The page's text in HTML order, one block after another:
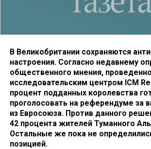
В Великобритании сохраняются
настроения. Согласно недавнему
общественного мнения,
исследовательским центром ICM
процент подданных королевства
проголосовать на референдуме за
из Евросоюза. Против данного
42 процента жителей Туманного
Остальные же пока не
позицией.